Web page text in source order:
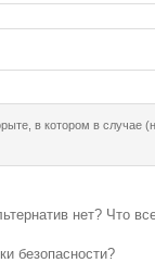
в котором в случае
нет? Что
безопасности?